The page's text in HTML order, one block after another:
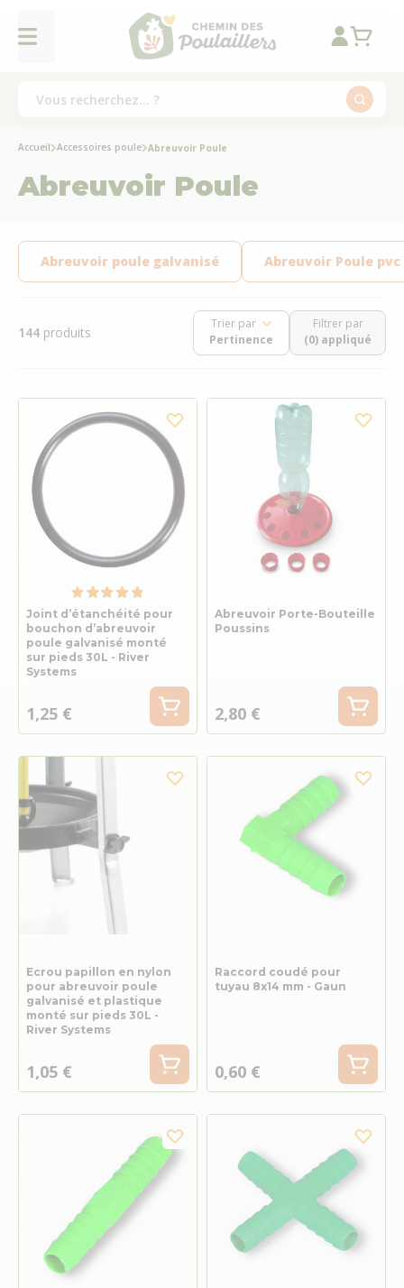
Accueil Accessoires poule Abreuvoir Poule
Abreuvoir Poule
Abreuvoir poule galvanisé Abreuvoir Poule pvc
144 produits
Trier par
Filtrer par
(0) appliqué
Joint d’étanchéité pour
bouchon d’abreuvoir
poule galvanisé monté
sur pieds 30L - River
Systems
1,25 €
Abreuvoir Porte-Bouteille
Poussins
2,80 €
Ecrou papillon en nylon
pour abreuvoir poule
galvanisé et plastique
monté sur pieds 30L -
River Systems
1,05 €
Raccord coudé pour
tuyau 8x14 mm - Gaun
0,60 €